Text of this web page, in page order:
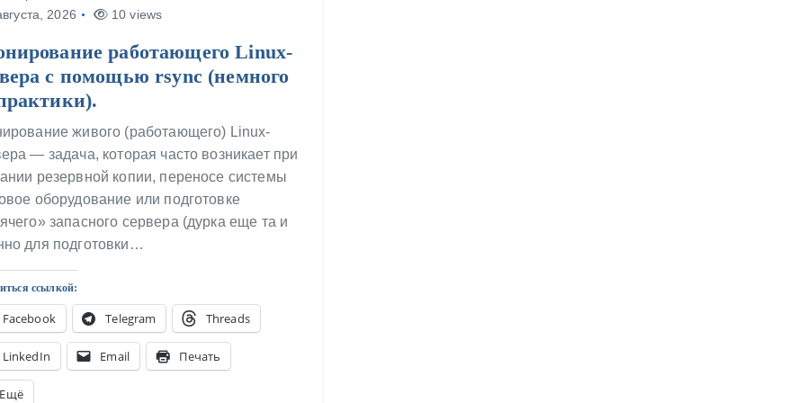
2026
10 views
работающего Linux-
с помощью rsync (немного
живого (работающего) Linux-
— задача, которая часто возникает при
резервной копии, переносе системы
оборудование или подготовке
запасного сервера (дурка еще та и
для подготовки…
ссылкой:
Facebook Telegram Threads
LinkedIn Email Печать
Ещё